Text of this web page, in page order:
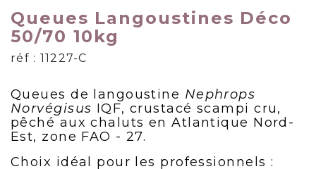
Queues Langoustines Déco
50/70 10kg
réf : 11227-C
Queues de langoustine Nephrops
Norvégisus IQF, crustacé scampi cru,
pêché aux chaluts en Atlantique Nord-
Est, zone FAO - 27.
Choix idéal pour les professionnels :